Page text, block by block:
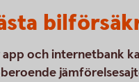
app och internetbank